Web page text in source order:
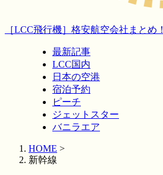
［LCC飛行機］格安航空会社まとめ！
最新記事
LCC国内
日本の空港
宿泊予約
ピーチ
ジェットスター
バニラエア
HOME >
新幹線